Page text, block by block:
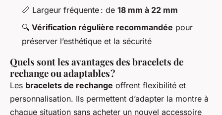
📏 Largeur fréquente : de 18 mm à 22 mm
🔍 Vérification régulière recommandée pour
préserver l’esthétique et la sécurité
Quels sont les avantages des bracelets de
rechange ou adaptables ?
Les bracelets de rechange offrent flexibilité et
personnalisation. Ils permettent d’adapter la montre à
chaque situation sans acheter un nouvel accessoire